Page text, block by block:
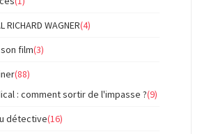
RICHARD WAGNER(4)
film(3)
(88)
: comment sortir de l'impasse ?(9)
détective(16)